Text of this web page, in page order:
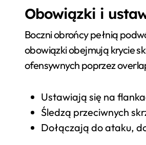
Obowiązki i
Boczni obrońcy pełnią
obowiązki obejmują krycie
ofensywnych poprzez
Ustawiają się na
Śledzą przeciwnych
Dołączają do ataku,